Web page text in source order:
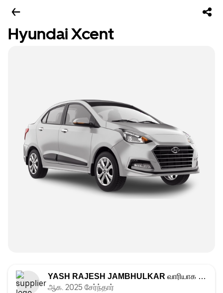
Hyundai Xcent
YASH RAJESH JAMBHULKAR வாரியாக பட்டியலிடப்பட்டது
ஆக. 2025 சேர்ந்தார்